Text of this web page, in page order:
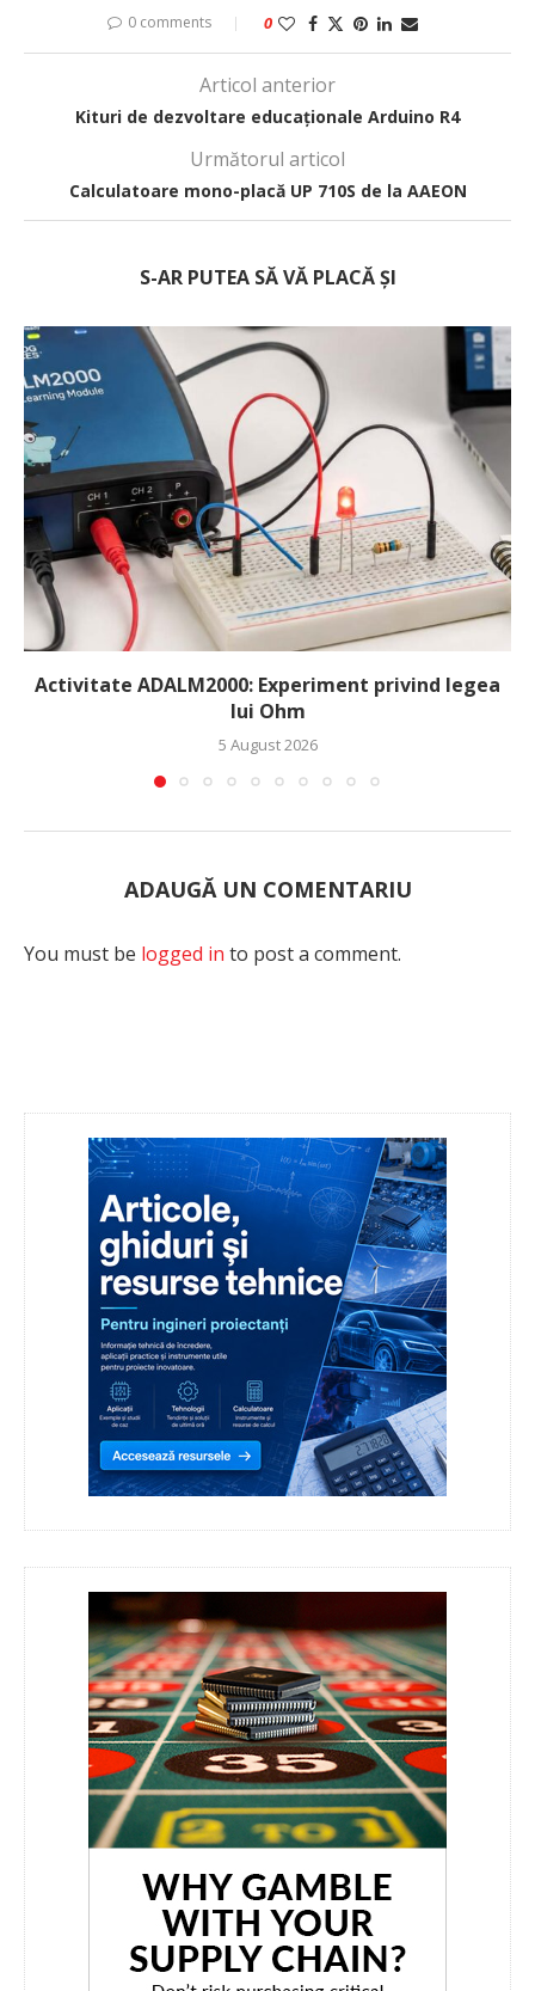
0 comments 0
Articol anterior
Kituri de dezvoltare educaționale Arduino R4
Următorul articol
Calculatoare mono-placă UP 710S de la AAEON
S-AR PUTEA SĂ VĂ PLACĂ ȘI
Activitate ADALM2000: Experiment privind legea
lui Ohm
5 August 2026
ADAUGĂ UN COMENTARIU
You must be logged in to post a comment.